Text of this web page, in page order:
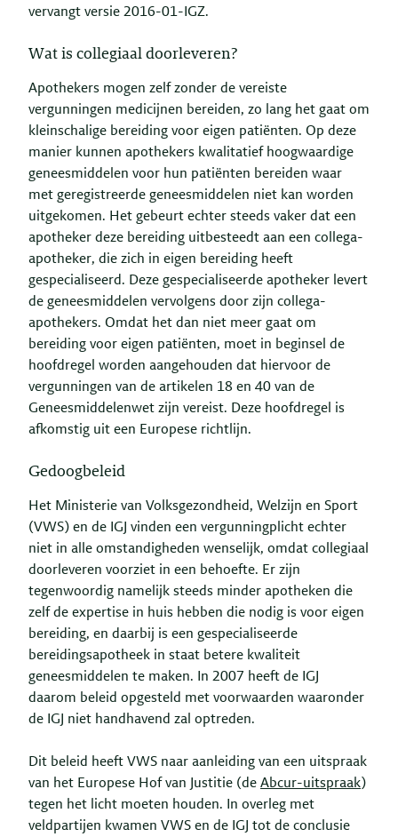
vervangt versie 2016-01-IGZ.
Wat is collegiaal doorleveren?
Apothekers mogen zelf zonder de vereiste
vergunningen medicijnen bereiden, zo lang het gaat om
kleinschalige bereiding voor eigen patiënten. Op deze
manier kunnen apothekers kwalitatief hoogwaardige
geneesmiddelen voor hun patiënten bereiden waar
met geregistreerde geneesmiddelen niet kan worden
uitgekomen. Het gebeurt echter steeds vaker dat een
apotheker deze bereiding uitbesteedt aan een collega-
apotheker, die zich in eigen bereiding heeft
gespecialiseerd. Deze gespecialiseerde apotheker levert
de geneesmiddelen vervolgens door zijn collega-
apothekers. Omdat het dan niet meer gaat om
bereiding voor eigen patiënten, moet in beginsel de
hoofdregel worden aangehouden dat hiervoor de
vergunningen van de artikelen 18 en 40 van de
Geneesmiddelenwet zijn vereist. Deze hoofdregel is
afkomstig uit een Europese richtlijn.
Gedoogbeleid
Het Ministerie van Volksgezondheid, Welzijn en Sport
(VWS) en de IGJ vinden een vergunningplicht echter
niet in alle omstandigheden wenselijk, omdat collegiaal
doorleveren voorziet in een behoefte. Er zijn
tegenwoordig namelijk steeds minder apotheken die
zelf de expertise in huis hebben die nodig is voor eigen
bereiding, en daarbij is een gespecialiseerde
bereidingsapotheek in staat betere kwaliteit
geneesmiddelen te maken. In 2007 heeft de IGJ
daarom beleid opgesteld met voorwaarden waaronder
de IGJ niet handhavend zal optreden.
Dit beleid heeft VWS naar aanleiding van een uitspraak
van het Europese Hof van Justitie (de Abcur-uitspraak)
tegen het licht moeten houden. In overleg met
veldpartijen kwamen VWS en de IGJ tot de conclusie